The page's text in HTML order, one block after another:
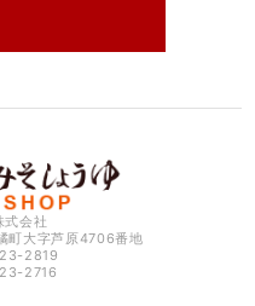
式会社
町大字芦原4706番地
2819
2716